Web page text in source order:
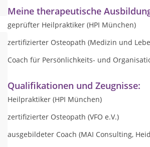
Meine therapeutische
geprüfter Heilpraktiker (HPI München)
zertifizierter Osteopath (Medizin und
Coach für Persönlichkeits- und
Qualifikationen und Zeugnisse:
Heilpraktiker (HPI München)
zertifizierter Osteopath (VFO e.V.)
ausgebildeter Coach (MAI Consulting,